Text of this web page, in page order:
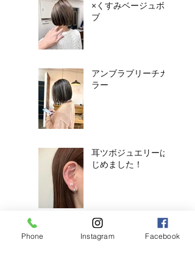
×くすみベージュボ
ブ
アンブラブリーチカ
ラー
耳ツボジュエリーは
じめました！
【2026年度新卒recruit】&【中
途アシスタント】募集のお知ら
Phone Instagram Facebook